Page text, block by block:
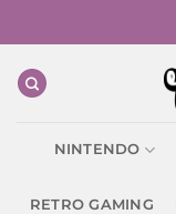
NINTENDO
RETRO GAMING